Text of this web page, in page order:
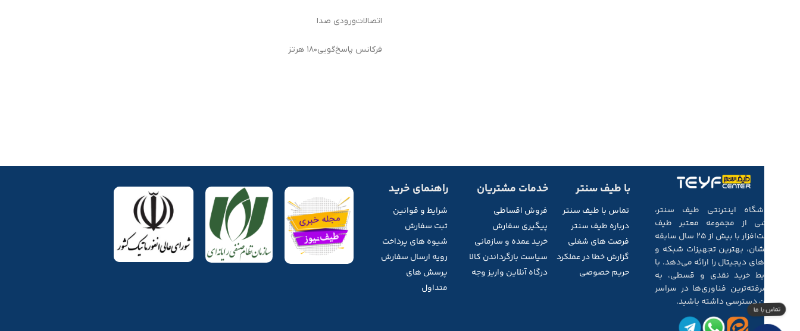
اتصالاتورودی صدا
فرکانس پاسخ‌گویی۱۸۰ هرتز
فروشگاه اینترنتی طیف سنتر،
بخشی از مجموعه‌ معتبر طیف
سخت‌افزار با بیش از ۲۵ سال سابقه‌
درخشان، بهترین تجهیزات شبکه و
کالاهای دیجیتال را ارائه می‌دهد. با
شرایط خرید نقدی و قسطی، به
پیشرفته‌ترین فناوری‌ها در سراسر
ایران دسترسی داشته باشید.
با طیف سنتر
تماس با طیف سنتر
درباره طیف سنتر
فرصت های شغلی
گزارش خطا در عملکرد
حریم خصوصی
خدمات مشتریان
فروش اقساطی
پیگیری سفارش
خرید عمده و سازمانی
سیاست بازگرداندن کالا
درگاه آنلاین واریز وجه
راهنمای خرید
شرایط و قوانین
ثبت سفارش
شیوه های پرداخت
رویه ارسال سفارش
پرسش های
متداول